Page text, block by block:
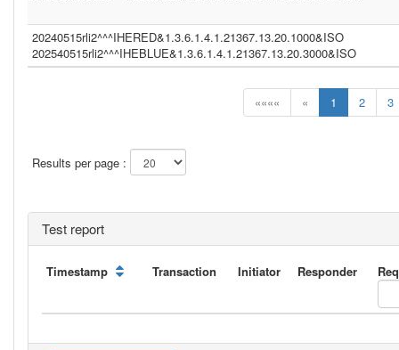
«««« « 1 2 3
Results per page :
20240515rli2^^^IHERED&1.3.6.1.4.1.21367.13.20.1000&ISO
202540515rli2^^^IHEBLUE&1.3.6.1.4.1.21367.13.20.3000&ISO
Test report
Timestamp Transaction Initiator Responder